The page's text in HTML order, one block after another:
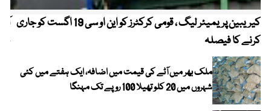
کیریبین پریمیئر لیگ ، قومی کرکٹرز کو این او سی 19 اگست کو جاری
کرنے کا فیصلہ
ملک بھر میں آٹے کی قیمت میں اضافہ، ایک ہفتے میں کئی
شہروں میں 20 کلو تھیلا 100 روپے تک مہنگا